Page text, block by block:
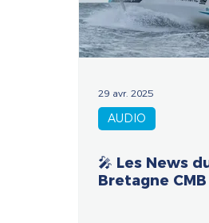
29 avr. 2025
AUDIO
🎤 Les News
Bretagne